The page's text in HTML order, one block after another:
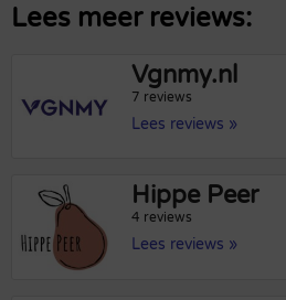
Lees meer reviews:
Vgnmy.nl
7 reviews
Lees reviews »
Hippe Peer
4 reviews
Lees reviews »